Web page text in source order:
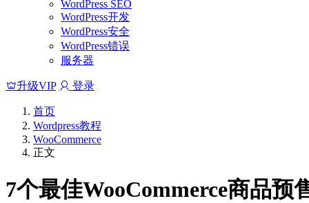
WordPress SEO
WordPress开发
WordPress安全
WordPress错误
服务器
升级VIP 登录
首页
Wordpress教程
WooCommerce
正文
7个最佳WooCommerce商品预